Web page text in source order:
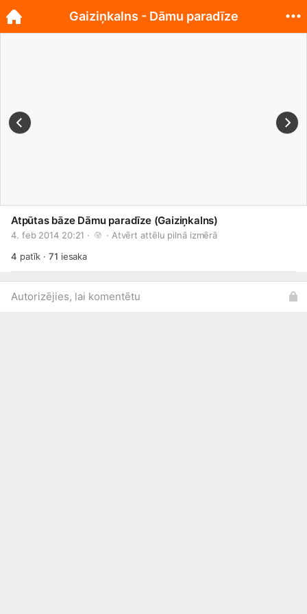
Atpūtas bāze Dāmu paradīze (Gaiziņkalns)
4. feb 2014 20:21 · · Atvērt attēlu pilnā izmērā
4 patīk ·71 iesaka
Autorizējies, lai komentētu
Gaiziņkalns - Dāmu paradīze